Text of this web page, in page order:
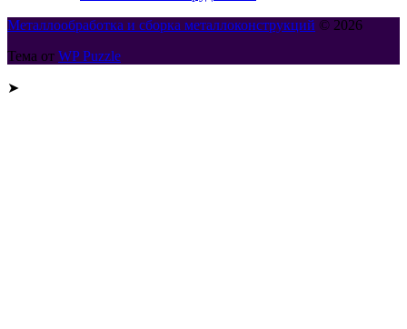
Металлообработка и сборка металлоконструкций © 2026
Тема от WP Puzzle
➤